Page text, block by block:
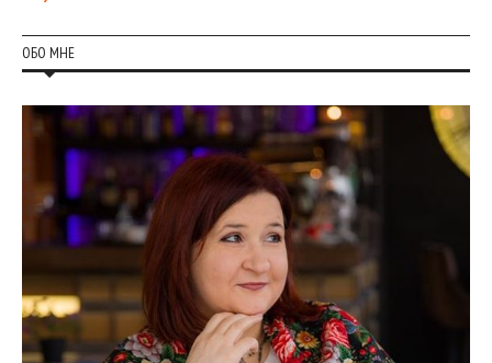
ОБО МНЕ